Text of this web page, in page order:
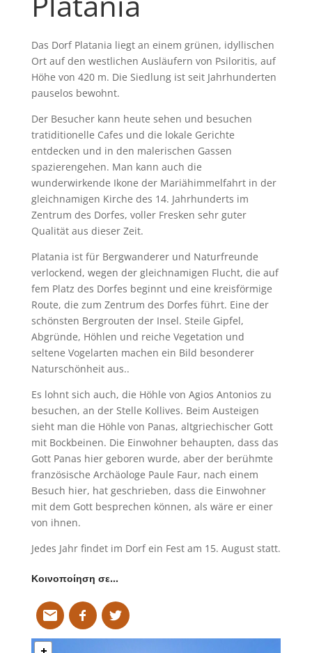
Das Dorf Platania liegt an einem grünen, idyllischen
Ort auf den westlichen Ausläufern von Psiloritis, auf
Höhe von 420 m. Die Siedlung ist seit Jahrhunderten
pauselos bewohnt.
Der Besucher kann heute sehen und besuchen
tratiditionelle Cafes und die lokale Gerichte
entdecken und in den malerischen Gassen
spazierengehen. Man kann auch die
wunderwirkende Ikone der Mariähimmelfahrt in der
gleichnamigen Kirche des 14. Jahrhunderts im
Zentrum des Dorfes, voller Fresken sehr guter
Qualität aus dieser Zeit.
Platania ist für Bergwanderer und Naturfreunde
verlockend, wegen der gleichnamigen Flucht, die auf
fem Platz des Dorfes beginnt und eine kreisförmige
Route, die zum Zentrum des Dorfes führt. Eine der
schönsten Bergrouten der Insel. Steile Gipfel,
Abgründe, Höhlen und reiche Vegetation und
seltene Vogelarten machen ein Bild besonderer
Naturschönheit aus..
Es lohnt sich auch, die Höhle von Agios Antonios zu
besuchen, an der Stelle Kollives. Beim Austeigen
sieht man die Höhle von Panas, altgriechischer Gott
mit Bockbeinen. Die Einwohner behaupten, dass das
Gott Panas hier geboren wurde, aber der berühmte
französische Archäologe Paule Faur, nach einem
Besuch hier, hat geschrieben, dass die Einwohner
mit dem Gott besprechen können, als wäre er einer
von ihnen.
Jedes Jahr findet im Dorf ein Fest am 15. August statt.
Κοινοποίηση σε…